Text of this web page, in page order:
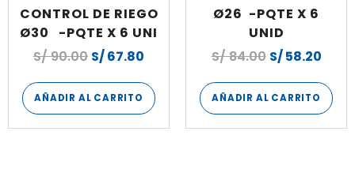
CONTROL DE RIEGO
Ø30 -PQTE X 6 UNI
S/90.00 S/67.80
AÑADIR AL CARRITO
Ø26 -PQTE X 6
UNID
S/84.00 S/58.20
AÑADIR AL CARRITO